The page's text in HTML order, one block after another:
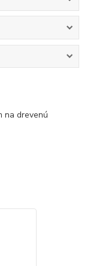
na drevenú